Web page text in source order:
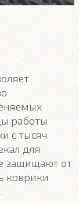
работы
с тысяч
для
защищают от
коврики